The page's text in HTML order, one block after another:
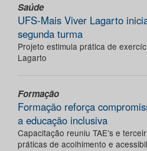
Saúde
UFS-Mais Viver Lagarto
segunda turma
Projeto estimula prática de
Lagarto
Formação
Formação reforça
a educação inclusiva
Capacitação reuniu TAE’s e
práticas de acolhimento e